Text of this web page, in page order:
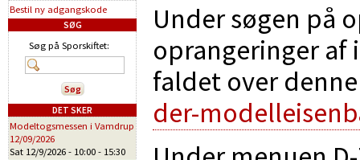
Under søgen på
oprangeringer af
faldet over
der-
Bestil ny adgangskode
SØG
Søg på Sporskiftet:
DET SKER
Modeltogsmessen i Vamdrup
12/09/2026
Sat 12/9/2026 - 10:00 - 15:30